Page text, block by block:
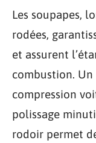
Les soupapes,
rodées,
et assurent
combustion.
compression
polissage
rodoir permet